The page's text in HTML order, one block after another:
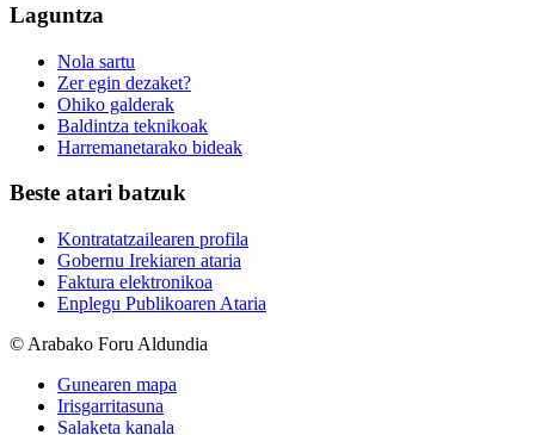
Laguntza
Nola sartu
Zer egin dezaket?
Ohiko galderak
Baldintza teknikoak
Harremanetarako bideak
Beste atari batzuk
Kontratatzailearen profila
Gobernu Irekiaren ataria
Faktura elektronikoa
Enplegu Publikoaren Ataria
© Arabako Foru Aldundia
Gunearen mapa
Irisgarritasuna
Salaketa kanala